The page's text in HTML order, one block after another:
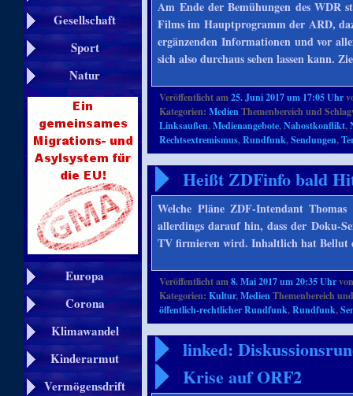
Gesellschaft
Sport
Natur
Europa
Corona
Klimawandel
Kinderarmut
Vermögensdrift
Am Ende der Bemühungen des WDR
Films im Hauptprogramm der ARD,
ergänzenden Informationen und vor
sich also durchaus sehen lassen kann.
Veröffentlicht am25. Juni 2017 um 17:05 Uhr
Kategorien:MedienThemenbereich und
Linksaußen,Medienangebote,Nahostkonflikt,
Rechtsextremismus,Rundfunk,Sendungen,
Heißt ZDFinfo bald
Welche Pläne ZDF-Intendant
allerdings darauf hin, dass der Doku-
TV firmieren wird. Inhaltlich hat Bellut
Veröffentlicht am8. Mai 2017 um 20:35 Uhr
Kategorien:Kultur,MedienThemenbereich
öffentlich-rechtlicher Rundfunk,Rundfunk,
linked:
Krise auf ORF2